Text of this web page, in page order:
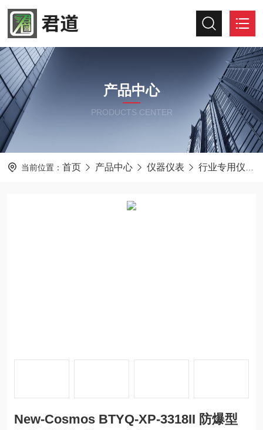
产品中心
PRODUCTS CENTER
当前位置： 首页 产品中心 仪器仪表 行业专用仪器仪表
New-Cosmos BTYQ-XP-3318II 防爆型